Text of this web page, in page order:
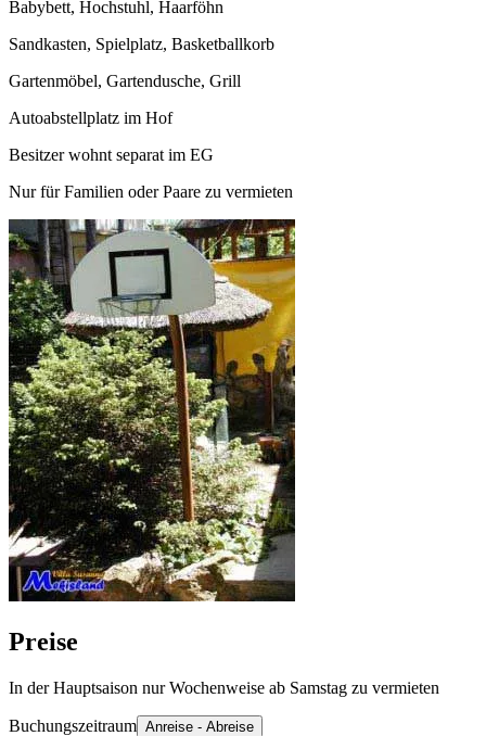
Babybett, Hochstuhl, Haarföhn
Sandkasten, Spielplatz, Basketballkorb
Gartenmöbel, Gartendusche, Grill
Autoabstellplatz im Hof
Besitzer wohnt separat im EG
Nur für Familien oder Paare zu vermieten
Preise
In der Hauptsaison nur Wochenweise ab Samstag zu vermieten
Buchungszeitraum Anreise - Abreise